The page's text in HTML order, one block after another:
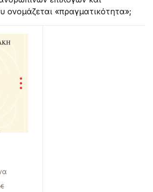
ονομάζεται «πραγματικότητα»;
€